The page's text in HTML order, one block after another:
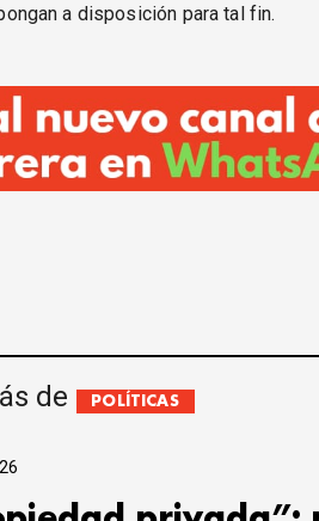
a disposición para tal fin.
de POLÍTICAS